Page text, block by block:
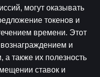
могут оказывать
токенов и
времени. Этот
и
также их полезность
ставок и